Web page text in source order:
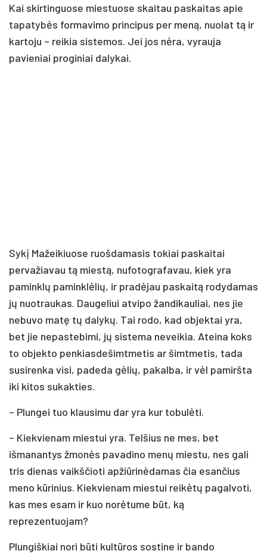
Kai skirtinguose miestuose skaitau paskaitas apie
tapatybės formavimo principus per meną, nuolat tą ir
kartoju – reikia sistemos. Jei jos nėra, vyrauja
pavieniai proginiai dalykai.
Sykį Mažeikiuose ruošdamasis tokiai paskaitai
pervažiavau tą miestą, nufotografavau, kiek yra
paminklų paminklėlių, ir pradėjau paskaitą rodydamas
jų nuotraukas. Daugeliui atvipo žandikauliai, nes jie
nebuvo matę tų dalykų. Tai rodo, kad objektai yra,
bet jie nepastebimi, jų sistema neveikia. Ateina koks
to objekto penkiasdešimtmetis ar šimtmetis, tada
susirenka visi, padeda gėlių, pakalba, ir vėl pamiršta
iki kitos sukakties.
– Plungei tuo klausimu dar yra kur tobulėti.
– Kiekvienam miestui yra. Telšius ne mes, bet
išmanantys žmonės pavadino menų miestu, nes gali
tris dienas vaikščioti apžiūrinėdamas čia esančius
meno kūrinius. Kiekvienam miestui reikėtų pagalvoti,
kas mes esam ir kuo norėtume būt, ką
reprezentuojam?
Plungiškiai nori būti kultūros sostine ir bando